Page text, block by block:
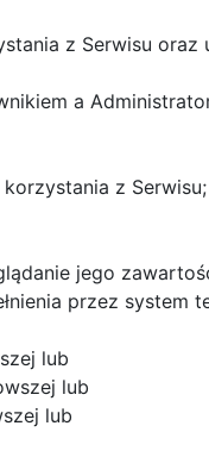
z Serwisu
a
z Serwisu;
jego
przez
lub
lub
lub